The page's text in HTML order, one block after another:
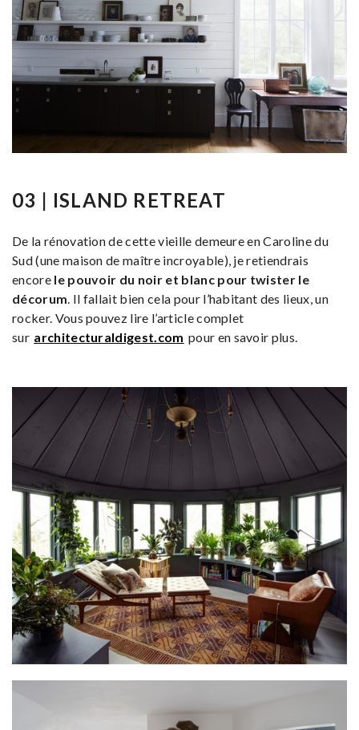
03 | ISLAND RETREAT
De la rénovation de cette vieille demeure en Caroline du
Sud (une maison de maître incroyable), je retiendrais
encore le pouvoir du noir et blanc pour twister le
décorum. Il fallait bien cela pour l’habitant des lieux, un
rocker. Vous pouvez lire l’article complet
sur architecturaldigest.com pour en savoir plus.